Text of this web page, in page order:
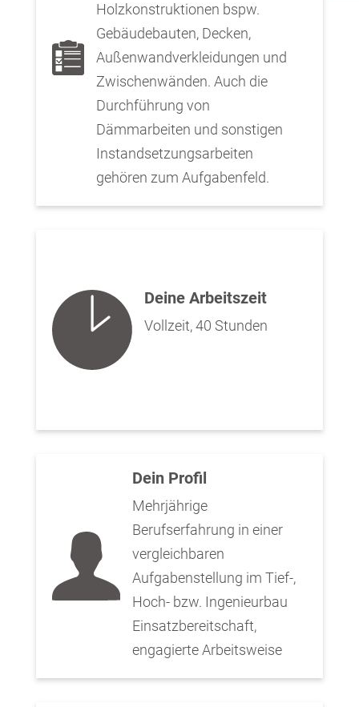
Holzkonstruktionen bspw.
Gebäudebauten, Decken,
Außenwandverkleidungen und
Zwischenwänden. Auch die
Durchführung von
Dämmarbeiten und sonstigen
Instandsetzungsarbeiten
gehören zum Aufgabenfeld.
Deine Arbeitszeit
Vollzeit, 40 Stunden
Dein Profil
Mehrjährige
Berufserfahrung in einer
vergleichbaren
Aufgabenstellung im Tief-,
Hoch- bzw. Ingenieurbau
Einsatzbereitschaft,
engagierte Arbeitsweise